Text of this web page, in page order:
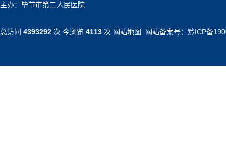
主办：毕节市第二人民医院
总访问 4393292 次 今浏览 4113 次 网站地图 网站备案号： 黔ICP备